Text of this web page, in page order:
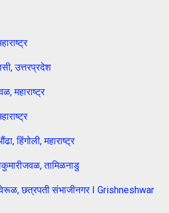
उत्तरप्रदेश
महाराष्ट्र
हिंगोली, महाराष्ट्र
तामिळनाडु
वेरूळ, छत्रपती संभाजीनगर I Grishneshwar